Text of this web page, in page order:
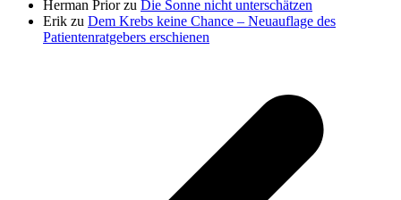
Herman Priorzu Die Sonne nicht unterschätzen
Erik zu Dem Krebs keine Chance – Neuauflage des
Patientenratgebers erschienen